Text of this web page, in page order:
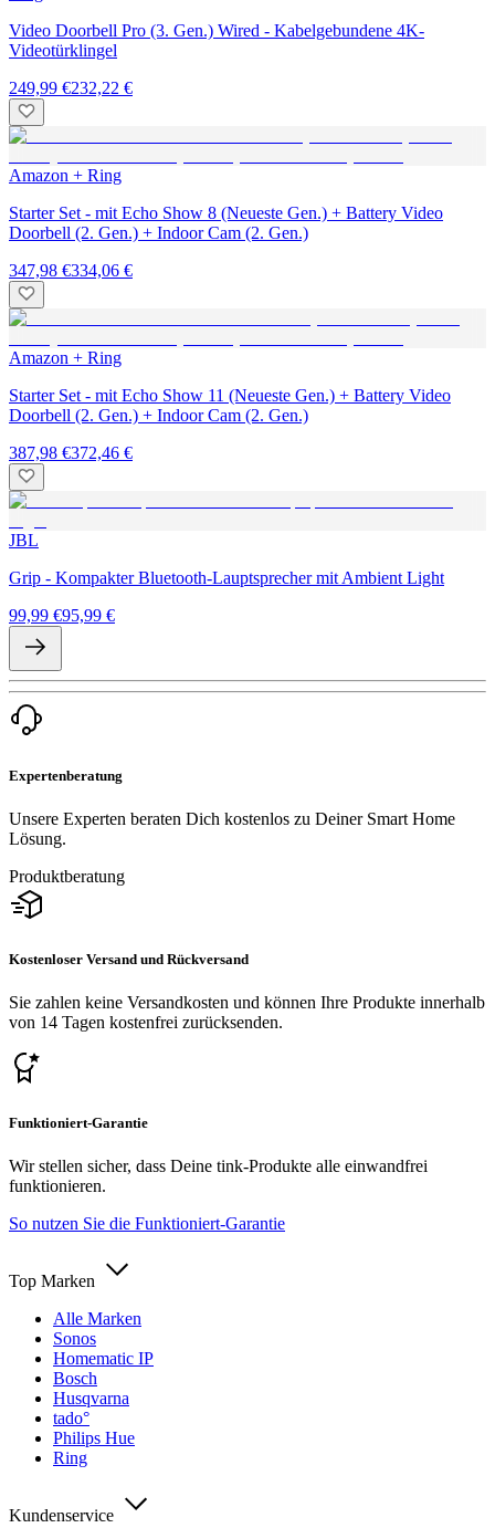
Video Doorbell Pro (3. Gen.) Wired - Kabelgebundene 4K-
Videotürklingel
249,99 €232,22 €
Amazon + Ring
Starter Set - mit Echo Show 8 (Neueste Gen.) + Battery Video
Doorbell (2. Gen.) + Indoor Cam (2. Gen.)
347,98 €334,06 €
Amazon + Ring
Starter Set - mit Echo Show 11 (Neueste Gen.) + Battery Video
Doorbell (2. Gen.) + Indoor Cam (2. Gen.)
387,98 €372,46 €
JBL
Grip - Kompakter Bluetooth-Lauptsprecher mit Ambient Light
99,99 €95,99 €
Expertenberatung
Unsere Experten beraten Dich kostenlos zu Deiner Smart Home
Lösung.
Produktberatung
Kostenloser Versand und Rückversand
Sie zahlen keine Versandkosten und können Ihre Produkte innerhalb
von 14 Tagen kostenfrei zurücksenden.
Funktioniert-Garantie
Wir stellen sicher, dass Deine tink-Produkte alle einwandfrei
funktionieren.
So nutzen Sie die Funktioniert-Garantie
Top Marken
Alle Marken
Sonos
Homematic IP
Bosch
Husqvarna
tado°
Philips Hue
Ring
Kundenservice